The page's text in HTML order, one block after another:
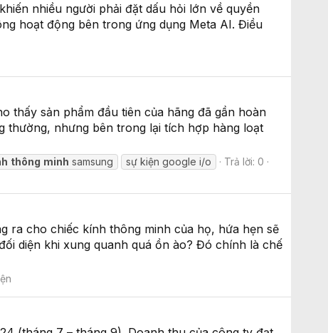
nhiều người phải đặt dấu hỏi lớn về quyền
hoạt động bên trong ứng dụng Meta AI. Điều
thấy sản phẩm đầu tiên của hãng đã gần hoàn
thường, nhưng bên trong lại tích hợp hàng loạt
thông minh samsung sự kiện google i/o
Trả lời: 0
ra cho chiếc kính thông minh của họ, hứa hẹn sẽ
diện khi xung quanh quá ồn ào? Đó chính là chế